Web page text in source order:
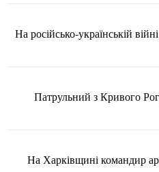
На російсько-українській
Патрульний з Кривого
На Харківщині командир